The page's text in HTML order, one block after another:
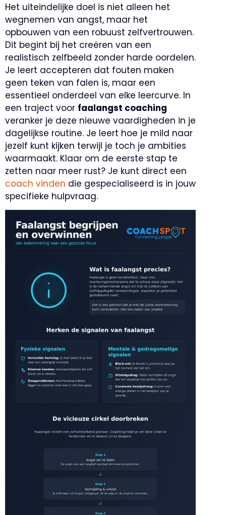
Het uiteindelijke doel is niet alleen het
wegnemen van angst, maar het
opbouwen van een robuust zelfvertrouwen.
Dit begint bij het creëren van een
realistisch zelfbeeld zonder harde oordelen.
Je leert accepteren dat fouten maken
geen teken van falen is, maar een
essentieel onderdeel van elke leercurve. In
een traject voor faalangst coaching
veranker je deze nieuwe vaardigheden in je
dagelijkse routine. Je leert hoe je mild naar
jezelf kunt kijken terwijl je toch je ambities
waarmaakt. Klaar om de eerste stap te
zetten naar meer rust? Je kunt direct een
coach vinden die gespecialiseerd is in jouw
specifieke hulpvraag.